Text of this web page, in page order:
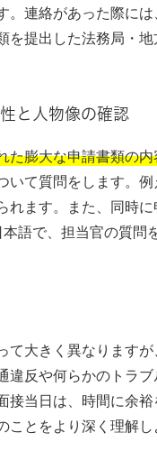
。連絡があった際に
提出した法務局・地
と人物像の確認
た膨大な申請書類の
いて質問をします。
れます。また、同時
語で、担当官の質問
大きく異なりますが、
違反や何らかのトラ
接当日は、時間に余
とをより深く理解